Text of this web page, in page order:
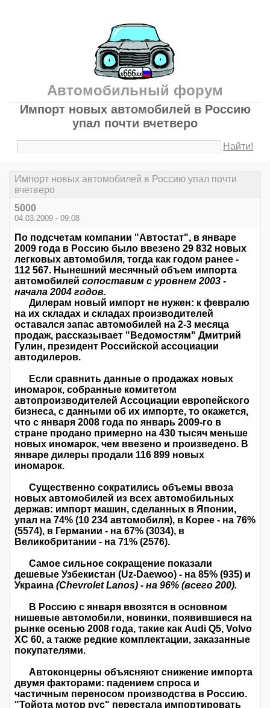
Автомобильный форум
Импорт новых автомобилей в Россию
упал почти вчетверо
Найти!
Импорт новых автомобилей в Россию упал почти
вчетверо
5000
04.03.2009 - 09:08
По подсчетам компании "Автостат", в январе
2009 года в Россию было ввезено 29 832 новых
легковых автомобиля, тогда как годом ранее -
112 567. Нынешний месячный объем импорта
автомобилей сопоставим с уровнем 2003 -
начала 2004 годов.
Дилерам новый импорт не нужен: к февралю
на их складах и складах производителей
оставался запас автомобилей на 2-3 месяца
продаж, рассказывает "Ведомостям" Дмитрий
Гулин, президент Российской ассоциации
автодилеров.
Если сравнить данные о продажах новых
иномарок, собранные комитетом
автопроизводителей Ассоциации европейского
бизнеса, с данными об их импорте, то окажется,
что с января 2008 года по январь 2009-го в
стране продано примерно на 430 тысяч меньше
новых иномарок, чем ввезено и произведено. В
январе дилеры продали 116 899 новых
иномарок.
Существенно сократились объемы ввоза
новых автомобилей из всех автомобильных
держав: импорт машин, сделанных в Японии,
упал на 74% (10 234 автомобиля), в Корее - на 76%
(5574), в Германии - на 67% (3034), в
Великобритании - на 71% (2576).
Самое сильное сокращение показали
дешевые Узбекистан (Uz-Daewoo) - на 85% (935) и
Украина (Chevrolet Lanos) - на 96% (всего 200).
В Россию с января ввозятся в основном
нишевые автомобили, новинки, появившиеся на
рынке осенью 2008 года, такие как Audi Q5, Volvo
XC 60, а также редкие комплектации, заказанные
покупателями.
Автоконцерны объясняют снижение импорта
двумя факторами: падением спроса и
частичным переносом производства в Россию.
"Тойота мотор рус" перестала импортировать